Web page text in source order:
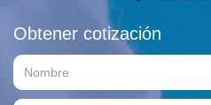
Obtener cotización